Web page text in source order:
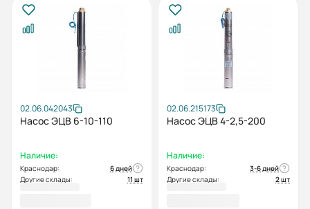
02.06.042043
Насос ЭЦВ 6-10-110
Наличие:
Краснодар:
6 дней
Другие склады:
11 шт
02.06.215173
Насос ЭЦВ 4-2,5-200
Наличие:
Краснодар:
3-6 дней
Другие склады:
2 шт